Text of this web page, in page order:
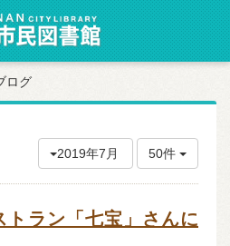
ログ
2019年7月 50件
トラン「七宝」さんに